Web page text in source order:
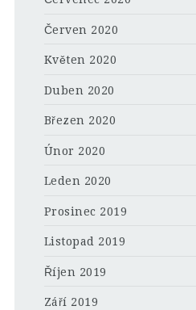
Červen 2020
Květen 2020
Duben 2020
Březen 2020
Únor 2020
Leden 2020
Prosinec 2019
Listopad 2019
Říjen 2019
Září 2019